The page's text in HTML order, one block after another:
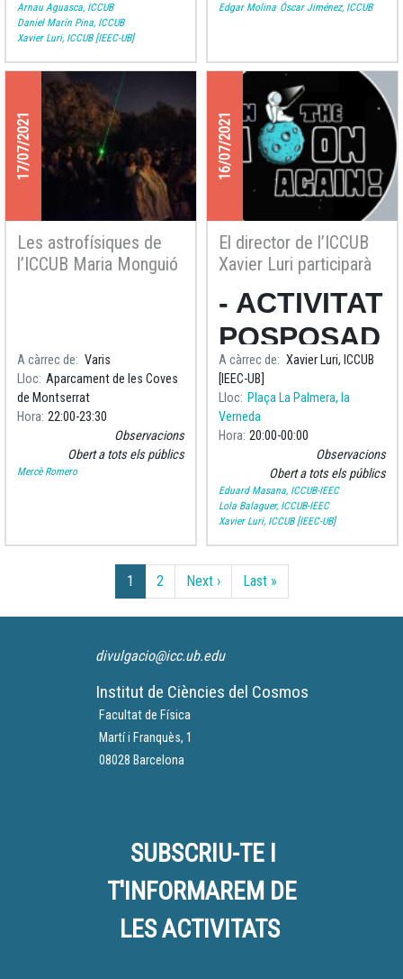
Arnau Aguasca, ICCUB
Daniel Marín Pina, ICCUB
Xavier Luri, ICCUB [IEEC-UB]
Edgar Molina Óscar Jiménez, ICCUB
17/07/2021
Les astrofísiques de
l’ICCUB Maria Monguió
als peus de Montserrat
A càrrec de
Varis
Lloc Aparcament de les Coves
de Montserrat
Hora 22:00 23:30
Observacions
Obert a tots els públics
Mercè Romero
16/07/2021
El director de l’ICCUB
Xavier Luri participarà
astronòmica de la lluna
del projecte mundial On
the Moon Again
- ACTIVITAT
POSPOSAD
A DEGUT A
RESTRICCI
ONS
COVID!!
A càrrec de
Xavier Luri, ICCUB
[IEEC-UB]
Lloc Plaça La Palmera, la
Verneda
Hora 20:00 00:00
Observacions
Obert a tots els públics
Eduard Masana, ICCUB-IEEC
Lola Balaguer, ICCUB-IEEC
Xavier Luri, ICCUB [IEEC-UB]
1 2 Next ›Pàgina següent
Last »Última pàgina
divulgacio@icc.ub.edu
Institut de Ciències del Cosmos
Facultat de Física
Martí i Franquès, 1
08028 Barcelona
SUBSCRIU-TE I
T'INFORMAREM DE
LES ACTIVITATS